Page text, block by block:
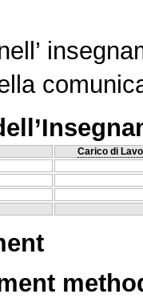
Carico di